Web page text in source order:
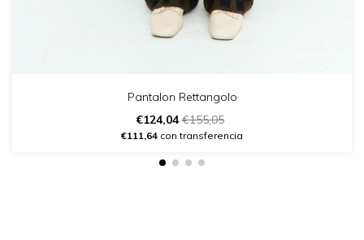
Pantalon Rettangolo
€124,04€155,05
€111,64 con transferencia